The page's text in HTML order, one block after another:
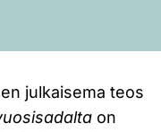
julkaisema teos
on